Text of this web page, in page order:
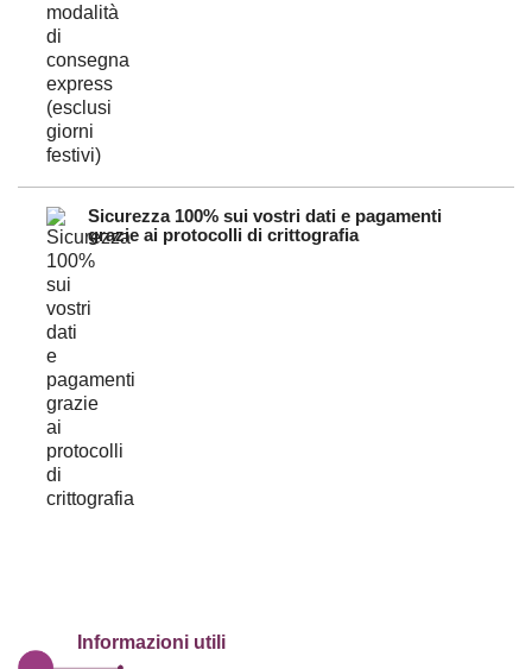
Sicurezza 100% sui vostri dati e pagamenti
grazie ai protocolli di crittografia
Informazioni utili